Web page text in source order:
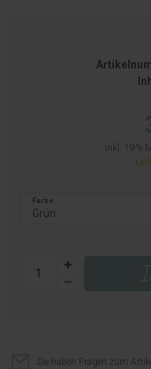
inkl. 19%
Farbe
Sie haben Fragen zum